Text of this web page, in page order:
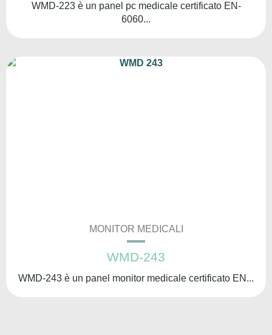
WMD-223 è un panel pc medicale certificato EN-
6060...
MONITOR MEDICALI
WMD-243
WMD-243 è un panel monitor medicale certificato EN...